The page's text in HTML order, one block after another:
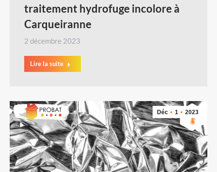
traitement hydrofuge incolore à
Carqueiranne
2 décembre 2023
Lire la suite
Déc 1 2023